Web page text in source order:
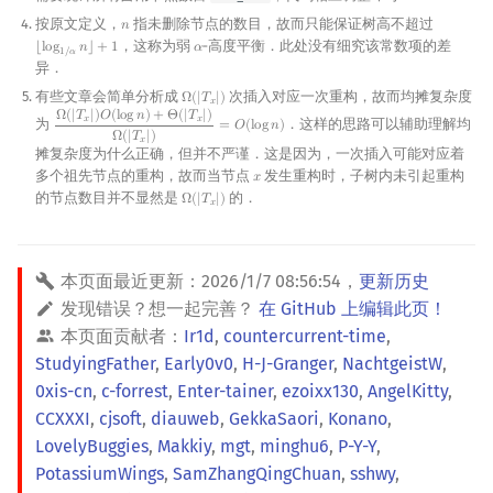
按原文定义， 𝑛
n指未删除节点的数目，故而只能保证树高不超过
⌊log1/𝛼 𝑛⌋ + 1
⌊log1/ αn +1 ，这称为弱 𝛼
α‑高度平衡．此处没有细究该常数项的差
异．
有些文章会简单分析成 Ω(|𝑇𝑥|)
Ω( Tx ) 次插入对应一次重构，故而均摊复杂度
为 Ω(|𝑇𝑥|)𝑂(log𝑛) + Θ(|𝑇𝑥|)
Ω(|𝑇𝑥|) = 𝑂(log𝑛)
Ω(|Tx|)O(logn)+Θ(|Tx|)Ω(| Tx )=O(logn )．这样的思路可以辅助理解均
摊复杂度为什么正确，但并不严谨．这是因为，一次插入可能对应着
多个祖先节点的重构，故而当节点 𝑥
x 发生重构时，子树内未引起重构
的节点数目并不显然是 Ω(|𝑇𝑥|)
Ω( Tx ) 的．
本页面最近更新： 2026/1/7 08:56:54 ， 更新历史
发现错误？想一起完善？ 在 GitHub 上编辑此页！
本页面贡献者： Ir1d, countercurrent-time,
StudyingFather, Early0v0, H-J-Granger, NachtgeistW,
0xis-cn, c-forrest, Enter-tainer, ezoixx130, AngelKitty,
CCXXXI, cjsoft, diauweb, GekkaSaori, Konano,
LovelyBuggies, Makkiy, mgt, minghu6, P-Y-Y,
PotassiumWings, SamZhangQingChuan, sshwy,